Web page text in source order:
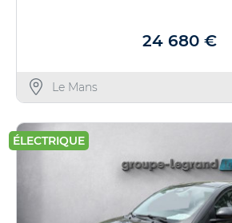
24 680 €
Le Mans
ÉLECTRIQUE